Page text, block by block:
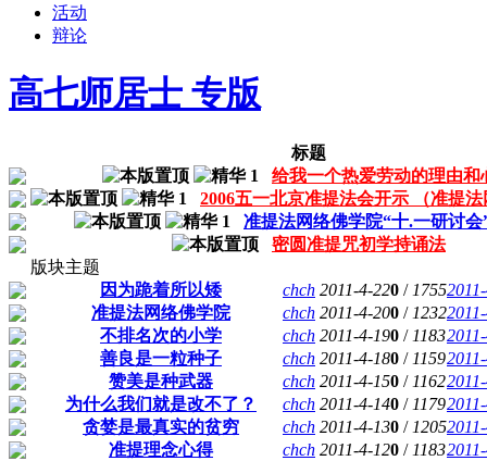
活动
辩论
高七师居士 专版
标题
给我一个热爱劳动的理由和
2006五一北京准提法会开示 （准提
准提法网络佛学院“十.一研讨会
密圆准提咒初学持诵法
版块主题
因为跪着所以矮
chch 2011-4-220 / 1755
准提法网络佛学院
chch 2011-4-200 / 1232
不排名次的小学
chch 2011-4-190 / 1183
善良是一粒种子
chch 2011-4-180 / 1159
赞美是种武器
chch 2011-4-150 / 1162
为什么我们就是改不了？
chch 2011-4-140 / 1179
贪婪是最真实的贫穷
chch 2011-4-130 / 1205
准提理念心得
chch 2011-4-120 / 1183